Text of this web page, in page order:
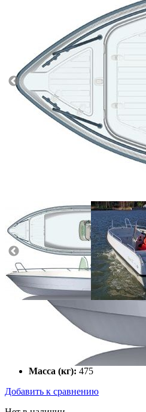
Количество мест:5
Длина (см):345
185
Грузоподъемность (кг):405
Макс. мощн. мотора (л.с.):
Масса (кг): 475
Добавить к сравнению